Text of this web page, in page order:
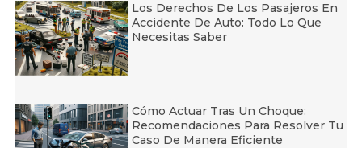
Los Derechos De Los Pasajeros En
Accidente De Auto: Todo Lo Que
Necesitas Saber
Cómo Actuar Tras Un Choque:
Recomendaciones Para Resolver Tu
Caso De Manera Eficiente